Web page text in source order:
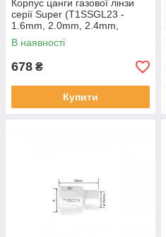
Корпус цанги газової лінзи
серії Super (T1SSGL23 -
1.6mm, 2.0mm, 2.4mm,
3.2mm ) до пальника T1W
серії ARC
В наявності
678 ₴
Купити